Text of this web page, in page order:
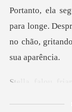
Histórico
Sair
onge.
no chão,